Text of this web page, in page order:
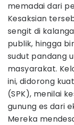
memadai dari
Kesaksian
sengit di
publik, hingga
sudut pandang
masyarakat.
ini, didorong
(SPK), menilai
gunung es dari
Mereka